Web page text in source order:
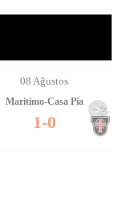
08 Ağustos
Maritimo-Casa Pia
1-0
>